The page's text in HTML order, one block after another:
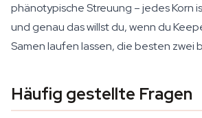
phänotypische Streuung – jedes Korn
und genau das willst du, wenn du
Samen laufen lassen, die besten zwei
Häufig gestellte Fragen